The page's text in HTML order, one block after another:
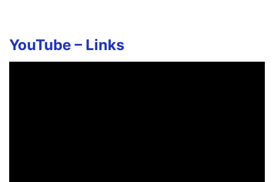
Jigu Jigu Rail Kelambudhu Paar
Nijangalin Payanamum Thodangudhu Paar
YouTube – Links